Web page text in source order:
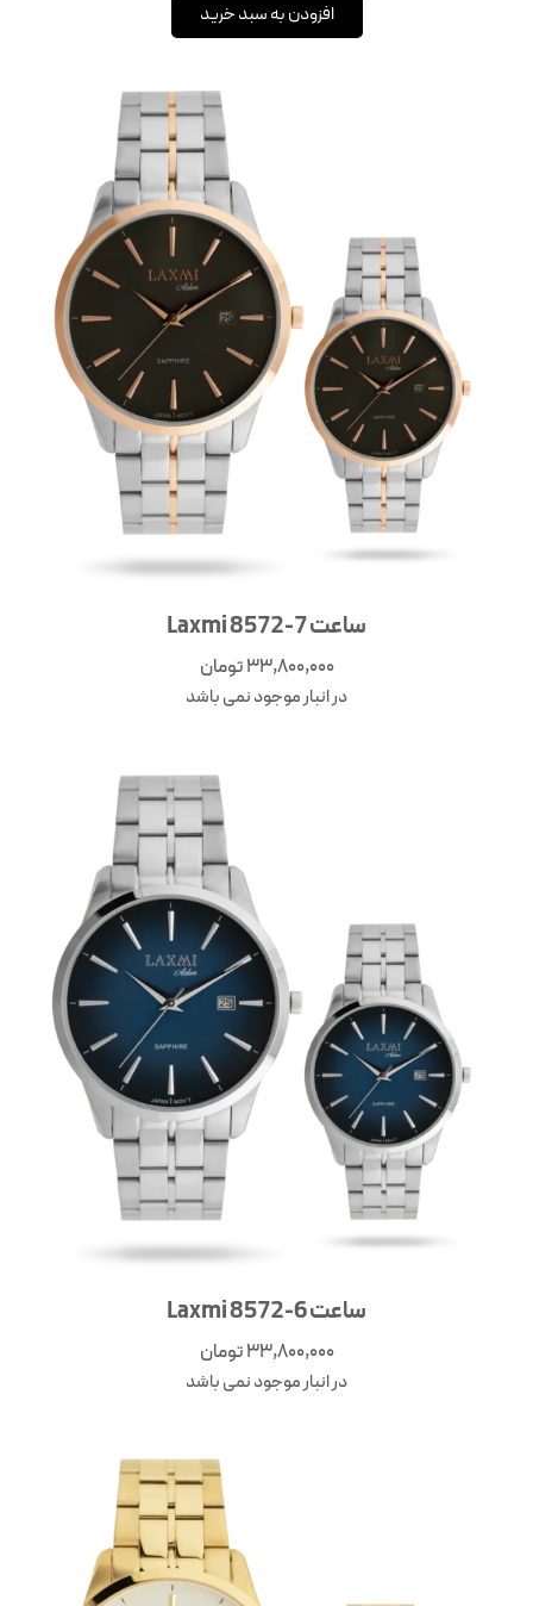
افزودن به سبد خرید
ساعت 7-8572 Laxmi
33,800,000تومان
در انبار موجود نمی باشد
ساعت 6-8572 Laxmi
33,800,000تومان
در انبار موجود نمی باشد